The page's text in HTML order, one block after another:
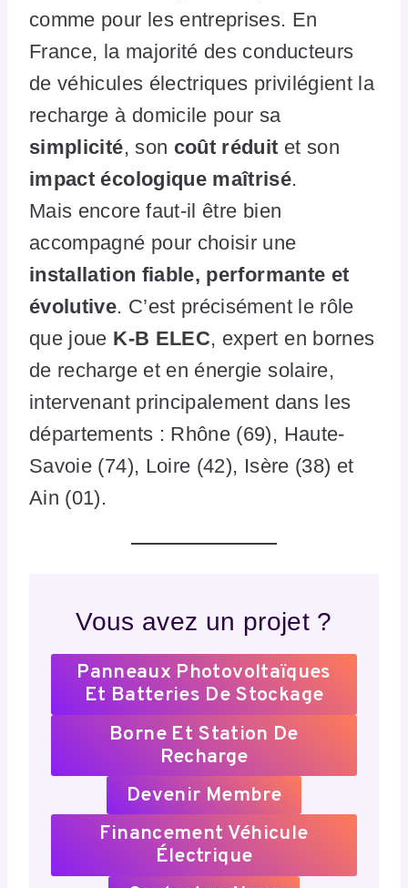
comme pour les entreprises. En
France, la majorité des conducteurs
de véhicules électriques privilégient la
recharge à domicile pour sa
simplicité, son coût réduit et son
impact écologique maîtrisé.
Mais encore faut-il être bien
accompagné pour choisir une
installation fiable, performante et
évolutive. C’est précisément le rôle
que joue K-B ELEC, expert en bornes
de recharge et en énergie solaire,
intervenant principalement dans les
départements : Rhône (69), Haute-
Savoie (74), Loire (42), Isère (38) et
Ain (01).
Vous avez un projet ?
Panneaux Photovoltaïques
Et Batteries De Stockage
Borne Et Station De
Recharge
Devenir Membre
Financement Véhicule
Électrique